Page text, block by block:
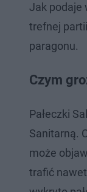
Jak podaje
trefnej
paragonu.
Czym
Pałeczki
Sanitarną.
może
trafić